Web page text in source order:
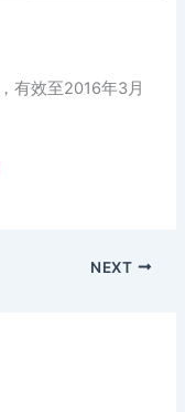
，有效至2016年3月
NEXT